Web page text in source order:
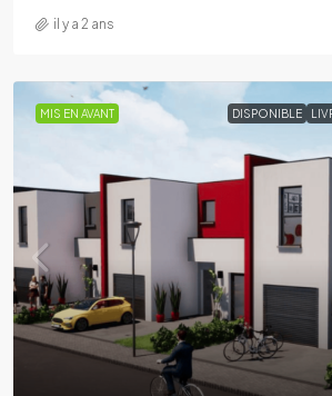
il y a 2 ans
MIS EN AVANT DISPONIBLE